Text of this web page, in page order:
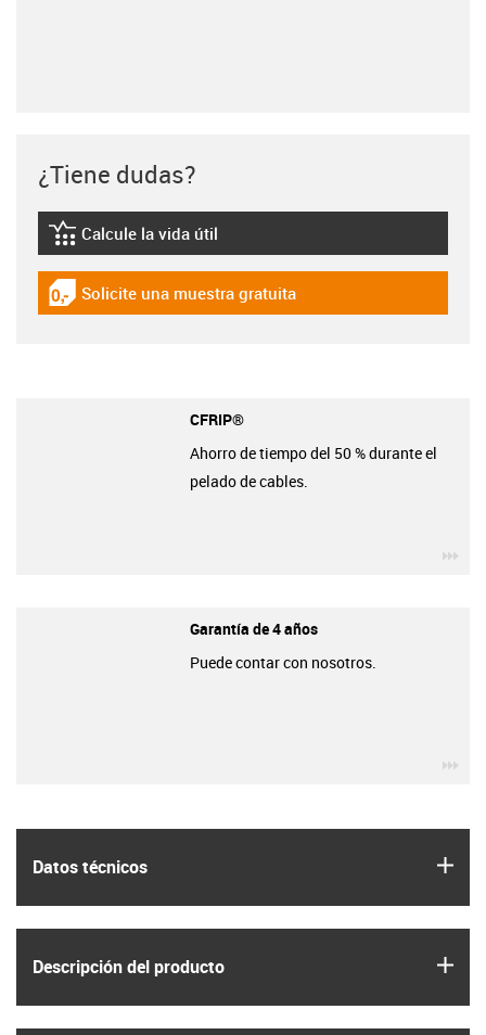
Datos técnicos
Descripción del producto
¿Tiene dudas?
igus-icon-lebensdauerrechner
Calcule la vida útil
igus-icon-gratismuster
Solicite una muestra gratuita
CFRIP®
Ahorro de tiempo del 50 % durante el
pelado de cables.
Garantía de 4 años
Puede contar con nosotros.